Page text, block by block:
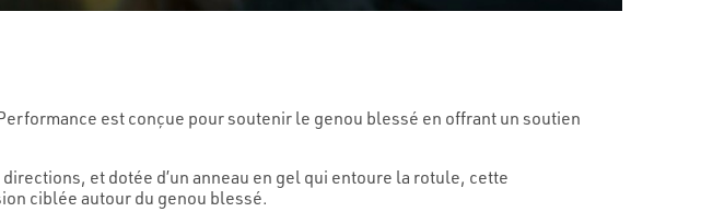
est conçue pour soutenir le genou blessé en offrant un soutien
et dotée d’un anneau en gel qui entoure la rotule, cette
ciblée autour du genou blessé.